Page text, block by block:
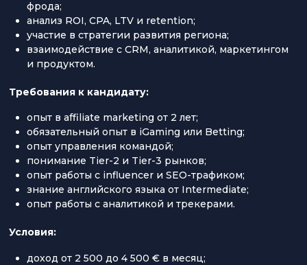
фрода;
анализ ROI, CPA, LTV и retention;
участие в стратегии развития региона;
взаимодействие с CRM, аналитикой, маркетингом
и продуктом.
Требования к кандидату:
опыт в affiliate marketing от 2 лет;
обязательный опыт в iGaming или Betting;
опыт управления командой;
понимание Tier-2 и Tier-3 рынков;
опыт работы с influencer и SEO-трафиком;
знание английского языка от Intermediate;
опыт работы с аналитикой и трекерами.
Условия:
доход от 2 500 до 4 500 € в месяц;